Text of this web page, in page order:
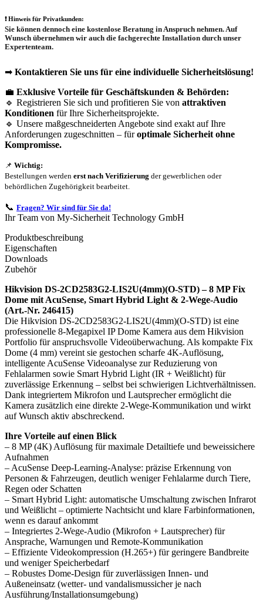
❗Hinweis für Privatkunden:
Sie können dennoch eine kostenlose Beratung in Anspruch nehmen. Auf
Wunsch übernehmen wir auch die fachgerechte Installation durch unser
Expertenteam.
➡ Kontaktieren Sie uns für eine individuelle Sicherheitslösung!
💼 Exklusive Vorteile für Geschäftskunden & Behörden:
🔹 Registrieren Sie sich und profitieren Sie von attraktiven
Konditionen für Ihre Sicherheitsprojekte.
🔹 Unsere maßgeschneiderten Angebote sind exakt auf Ihre
Anforderungen zugeschnitten – füroptimale Sicherheit ohne
Kompromisse.
📌 Wichtig:
Bestellungen werden erst nach Verifizierung der gewerblichen oder
behördlichen Zugehörigkeit bearbeitet.
📞 Fragen? Wir sind für Sie da!
Ihr Team von My-Sicherheit Technology GmbH
Produktbeschreibung
Eigenschaften
Downloads
Zubehör
Hikvision DS-2CD2583G2-LIS2U(4mm)(O-STD) – 8 MP Fix
Dome mit AcuSense, Smart Hybrid Light & 2‑Wege‑Audio
(Art.-Nr. 246415)
Die Hikvision DS-2CD2583G2-LIS2U(4mm)(O-STD) ist eine
professionelle 8‑Megapixel IP Dome Kamera aus dem Hikvision
Portfolio für anspruchsvolle Videoüberwachung. Als kompakte Fix
Dome (4 mm) vereint sie gestochen scharfe 4K-Auflösung,
intelligente AcuSense Videoanalyse zur Reduzierung von
Fehlalarmen sowie Smart Hybrid Light (IR + Weißlicht) für
zuverlässige Erkennung – selbst bei schwierigen Lichtverhältnissen.
Dank integriertem Mikrofon und Lautsprecher ermöglicht die
Kamera zusätzlich eine direkte 2‑Wege‑Kommunikation und wirkt
auf Wunsch aktiv abschreckend.
Ihre Vorteile auf einen Blick
– 8 MP (4K) Auflösung für maximale Detailtiefe und beweissichere
Aufnahmen
– AcuSense Deep-Learning-Analyse: präzise Erkennung von
Personen & Fahrzeugen, deutlich weniger Fehlalarme durch Tiere,
Regen oder Schatten
– Smart Hybrid Light: automatische Umschaltung zwischen Infrarot
und Weißlicht – optimierte Nachtsicht und klare Farbinformationen,
wenn es darauf ankommt
– Integriertes 2‑Wege‑Audio (Mikrofon + Lautsprecher) für
Ansprache, Warnungen und Remote-Kommunikation
– Effiziente Videokompression (H.265+) für geringere Bandbreite
und weniger Speicherbedarf
– Robustes Dome-Design für zuverlässigen Innen- und
Außeneinsatz (wetter- und vandalismussicher je nach
Ausführung/Installationsumgebung)